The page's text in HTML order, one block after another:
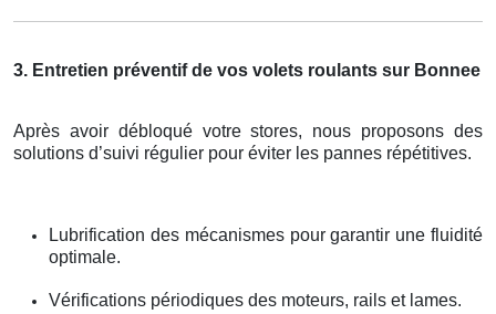
3. Entretien préventif de vos volets roulants sur Bonnee
Après avoir débloqué votre stores, nous proposons des
solutions d’suivi régulier pour éviter les pannes répétitives.
Lubrification des mécanismes pour garantir une fluidité
optimale.
Vérifications périodiques des moteurs, rails et lames.